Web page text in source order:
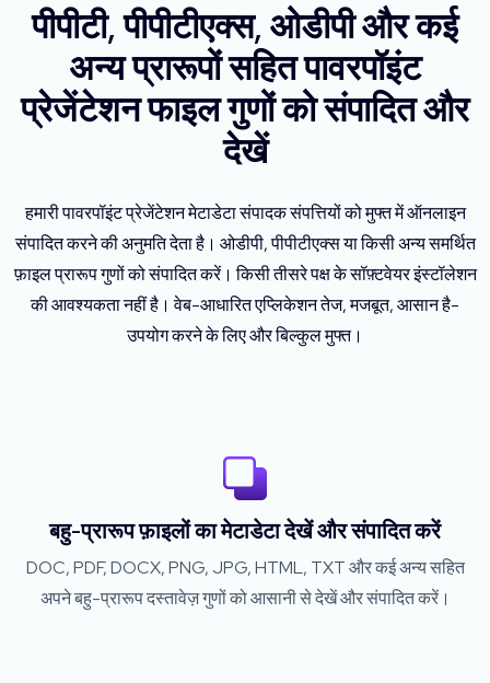
पीपीटी, पीपीटीएक्स, ओडीपी और कई
अन्य प्रारूपों सहित पावरपॉइंट
प्रेजेंटेशन फाइल गुणों को संपादित और
देखें
हमारी पावरपॉइंट प्रेजेंटेशन मेटाडेटा संपादक संपत्तियों को मुफ्त में ऑनलाइन
संपादित करने की अनुमति देता है। ओडीपी, पीपीटीएक्स या किसी अन्य समर्थित
फ़ाइल प्रारूप गुणों को संपादित करें। किसी तीसरे पक्ष के सॉफ़्टवेयर इंस्टॉलेशन
की आवश्यकता नहीं है। वेब-आधारित एप्लिकेशन तेज, मजबूत, आसान है-
उपयोग करने के लिए और बिल्कुल मुफ्त।
बहु-प्रारूप फ़ाइलों का मेटाडेटा देखें और संपादित करें
DOC, PDF, DOCX, PNG, JPG, HTML, TXT और कई अन्य सहित
अपने बहु-प्रारूप दस्तावेज़ गुणों को आसानी से देखें और संपादित करें।